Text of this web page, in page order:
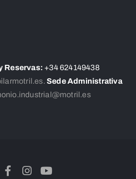
Reservas: +34 624149438
Sede Administrativa